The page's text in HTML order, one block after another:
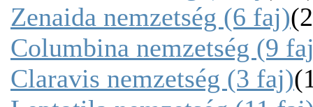
Zenaida nemzetség (6 faj)
Columbina nemzetség (9
Claravis nemzetség (3 faj)